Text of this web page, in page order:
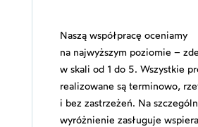
Naszą współpracę oceniamy
na najwyższym poziomie –
w skali od 1 do 5. Wszystkie
realizowane są terminowo,
i bez zastrzeżeń. Na
wyróżnienie zasługuje